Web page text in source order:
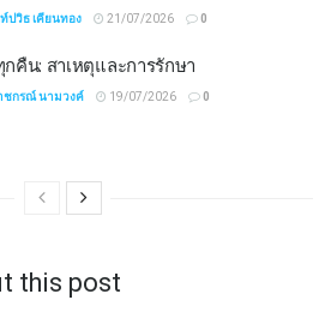
ปวิธ เคียนทอง 21/07/2026 0
คืน: สาเหตุและการรักษา
ชกรณ์ นามวงค์ 19/07/2026 0
this post